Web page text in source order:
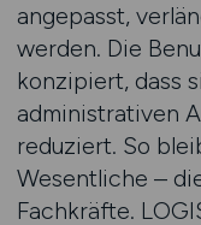
angepasst,
werden. Die
konzipiert, dass
administrativen
reduziert. So
Wesentliche –
Fachkräfte.